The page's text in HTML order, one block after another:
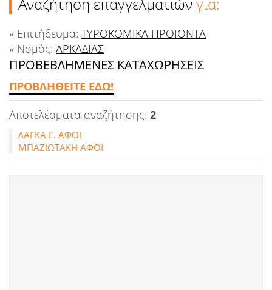
Αναζήτηση επαγγελματιώνγια:
» Επιτήδευμα: ΤΥΡΟΚΟΜΙΚΑ ΠΡΟΙΟΝΤΑ
» Νομός: ΑΡΚΑΔΙΑΣ
ΠΡΟΒΕΒΛΗΜΕΝΕΣ ΚΑΤΑΧΩΡΗΣΕΙΣ
ΠΡΟΒΛΗΘΕΙΤΕ ΕΔΩ!
Αποτελέσματα αναζήτησης: 2
ΛΑΓΚΑ Γ. ΑΦΟΙ
ΜΠΑΖΙΩΤΑΚΗ ΑΦΟΙ